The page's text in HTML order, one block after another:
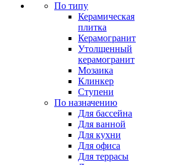
По типу
Керамическая
плитка
Керамогранит
Утолщенный
керамогранит
Мозаика
Клинкер
Ступени
По назначению
Для бассейна
Для ванной
Для кухни
Для офиса
Для террасы